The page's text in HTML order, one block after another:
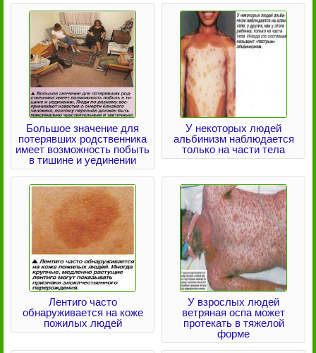
Большое значение для
потерявших родственника
имеет возможность побыть
в тишине и уединении
У некоторых людей
альбинизм наблюдается
только на части тела
Лентиго часто
обнаруживается на коже
пожилых людей
У взрослых людей
ветряная оспа может
протекать в тяжелой
форме